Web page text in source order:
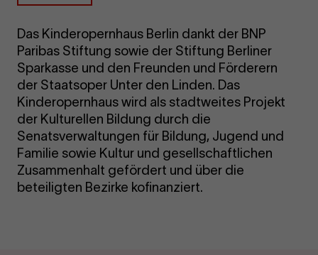
Das Kinderopernhaus Berlin dankt der BNP
Paribas Stiftung sowie der Stiftung Berliner
Sparkasse und den Freunden und Förderern
der Staatsoper Unter den Linden. Das
Kinderopernhaus wird als stadtweites Projekt
der Kulturellen Bildung durch die
Senatsverwaltungen für Bildung, Jugend und
Familie sowie Kultur und gesellschaftlichen
Zusammenhalt gefördert und über die
beteiligten Bezirke kofinanziert.